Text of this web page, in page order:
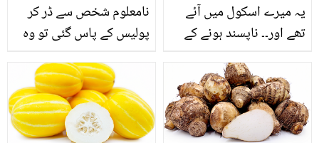
نامعلوم شخص سے ڈر کر
پولیس کے پاس گئی تو وہ
ساتھ ہونے والے خطرناک
واقعہ کے بارے میں بتا دیا
یہ میرے اسکول میں آئے
تھے اور۔۔ ناپسند ہونے کے
شادی کیسے ہوئی؟ اہلیہ نے
دل کا حال سنا دیا